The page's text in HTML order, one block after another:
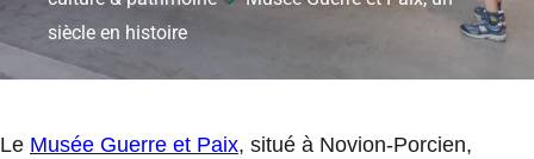
siècle en histoire
Le Musée Guerre et Paix, situé à Novion‑Porcien,